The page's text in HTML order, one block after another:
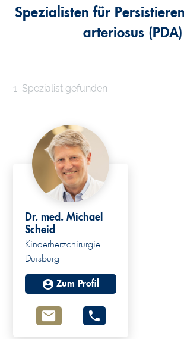
Spezialisten für
arteriosus (PDA)
1 Spezialist gefunden
Dr. med. Michael
Scheid
Kinderherzchirurgie
Duisburg
Zum Profil